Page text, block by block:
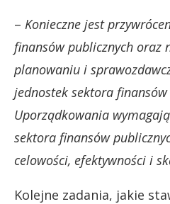
– Konieczne jest
finansów publicznych oraz
planowaniu i
jednostek sektora finansów
Uporządkowania
sektora finansów
celowości, efektywności i
Kolejne zadania, jakie